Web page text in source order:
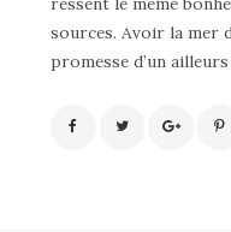
sources. Avoir la mer
promesse d’un ailleurs